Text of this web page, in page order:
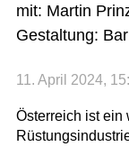
mit: Martin
Gestaltung:
11. April 2024,
Österreich ist ein